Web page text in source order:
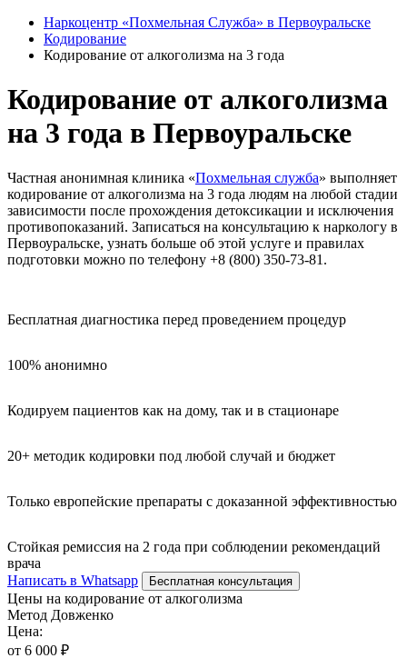
Наркоцентр «Похмельная Служба» в Первоуральске
Кодирование
Кодирование от алкоголизма на 3 года
Кодирование от алкоголизма
на 3 года в Первоуральске
Частная анонимная клиника «Похмельная служба» выполняет
кодирование от алкоголизма на 3 года людям на любой стадии
зависимости после прохождения детоксикации и исключения
противопоказаний. Записаться на консультацию к наркологу в
Первоуральске, узнать больше об этой услуге и правилах
подготовки можно по телефону +8 (800) 350-73-81.
Бесплатная диагностика перед проведением процедур
100% анонимно
Кодируем пациентов как на дому, так и в стационаре
20+ методик кодировки под любой случай и бюджет
Только европейские препараты с доказанной эффективностью
Стойкая ремиссия на 2 года при соблюдении рекомендаций
врача
Написать в Whatsapp
Бесплатная консультация
Цены на кодирование от алкоголизма
Метод Довженко
Цена:
от 6 000 ₽